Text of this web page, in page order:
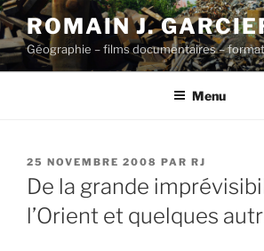
Aller
au
contenu
principal
ROMAIN J.
Géographie – films documentaires –
Menu
PUBLIÉ
LE
25 NOVEMBRE 2008 PAR RJ
De la grande
l’Orient et quelques